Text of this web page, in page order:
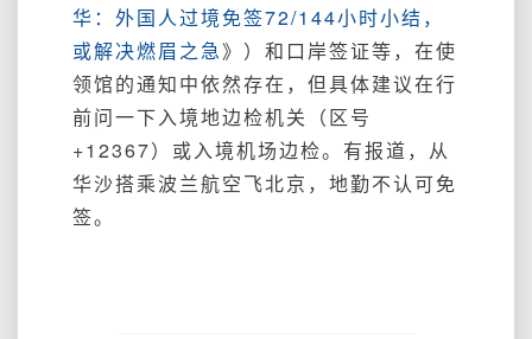
华：外国人过境免签72/144小时小结，
或解决燃眉之急》）和口岸签证等，在使
领馆的通知中依然存在，但具体建议在行
前问一下入境地边检机关（区号
+12367）或入境机场边检。有报道，从
华沙搭乘波兰航空飞北京，地勤不认可免
签。